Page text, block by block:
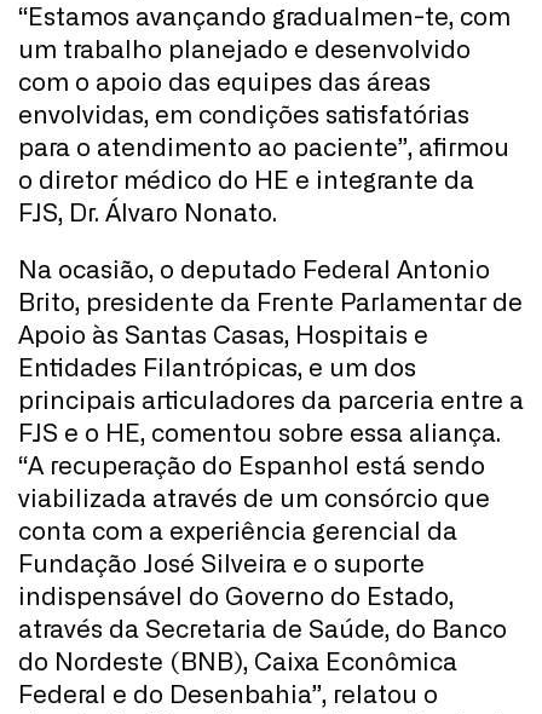
“Estamos avançando gradualmen-te, com
um trabalho planejado e desenvolvido
com o apoio das equipes das áreas
envolvidas, em condições satisfatórias
para o atendimento ao paciente”, afirmou
o diretor médico do HE e integrante da
FJS, Dr. Álvaro Nonato.
Na ocasião, o deputado Federal Antonio
Brito, presidente da Frente Parlamentar de
Apoio às Santas Casas, Hospitais e
Entidades Filantrópicas, e um dos
principais articuladores da parceria entre a
FJS e o HE, comentou sobre essa aliança.
“A recuperação do Espanhol está sendo
viabilizada através de um consórcio que
conta com a experiência gerencial da
Fundação José Silveira e o suporte
indispensável do Governo do Estado,
através da Secretaria de Saúde, do Banco
do Nordeste (BNB), Caixa Econômica
Federal e do Desenbahia”, relatou o